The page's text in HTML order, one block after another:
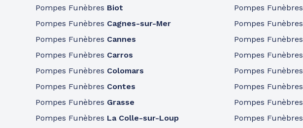
Pompes Funèbres Biot
Pompes Funèbres Cagnes-sur-Mer
Pompes Funèbres Cannes
Pompes Funèbres Carros
Pompes Funèbres Colomars
Pompes Funèbres Contes
Pompes Funèbres Grasse
Pompes Funèbres La Colle-sur-Loup
Pompes Funèbres
Pompes Funèbres
Pompes Funèbres
Pompes Funèbres
Pompes Funèbres
Pompes Funèbres
Pompes Funèbres
Pompes Funèbres